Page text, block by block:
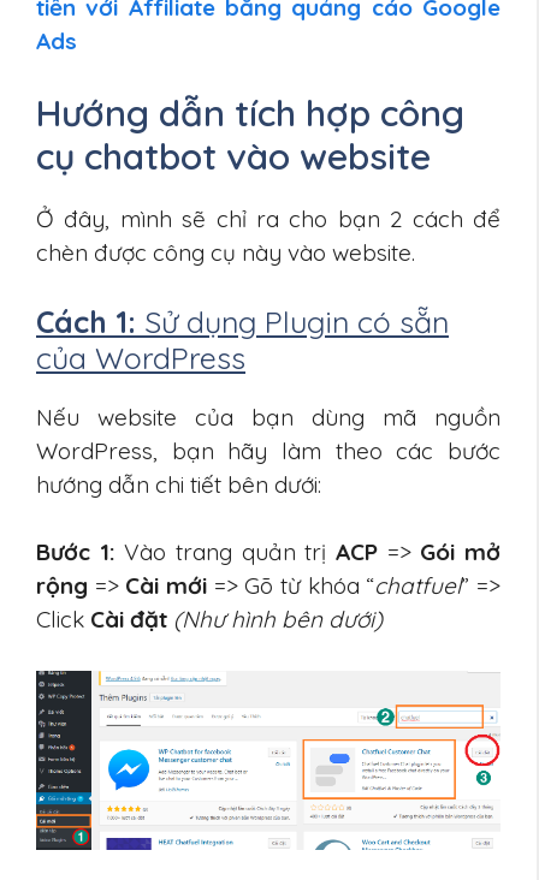
tiền với Affiliate bằng quảng cáo Google
Ads
Hướng dẫn tích hợp công
cụ chatbot vào website
Ở đây, mình sẽ chỉ ra cho bạn 2 cách để
chèn được công cụ này vào website.
Cách 1: Sử dụng Plugin có sẵn
của WordPress
Nếu website của bạn dùng mã nguồn
WordPress, bạn hãy làm theo các bước
hướng dẫn chi tiết bên dưới:
Bước 1: Vào trang quản trịACP => Gói mở
rộng => Cài mới => Gõ từ khóa “chatfuel” =>
Click Cài đặt (Như hình bên dưới)